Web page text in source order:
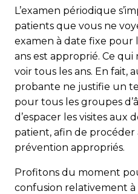
L’examen périodique
patients que vous ne
examen à date fixe pour
ans est approprié. Ce qui
voir tous les ans. En fait,
probante ne justifie un
pour tous les groupes
d’espacer les visites aux
patient, afin de procéder
prévention appropriés.
Profitons du moment
confusion relativement